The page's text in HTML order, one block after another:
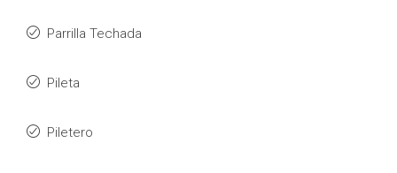
Parrilla Techada
Pileta
Piletero